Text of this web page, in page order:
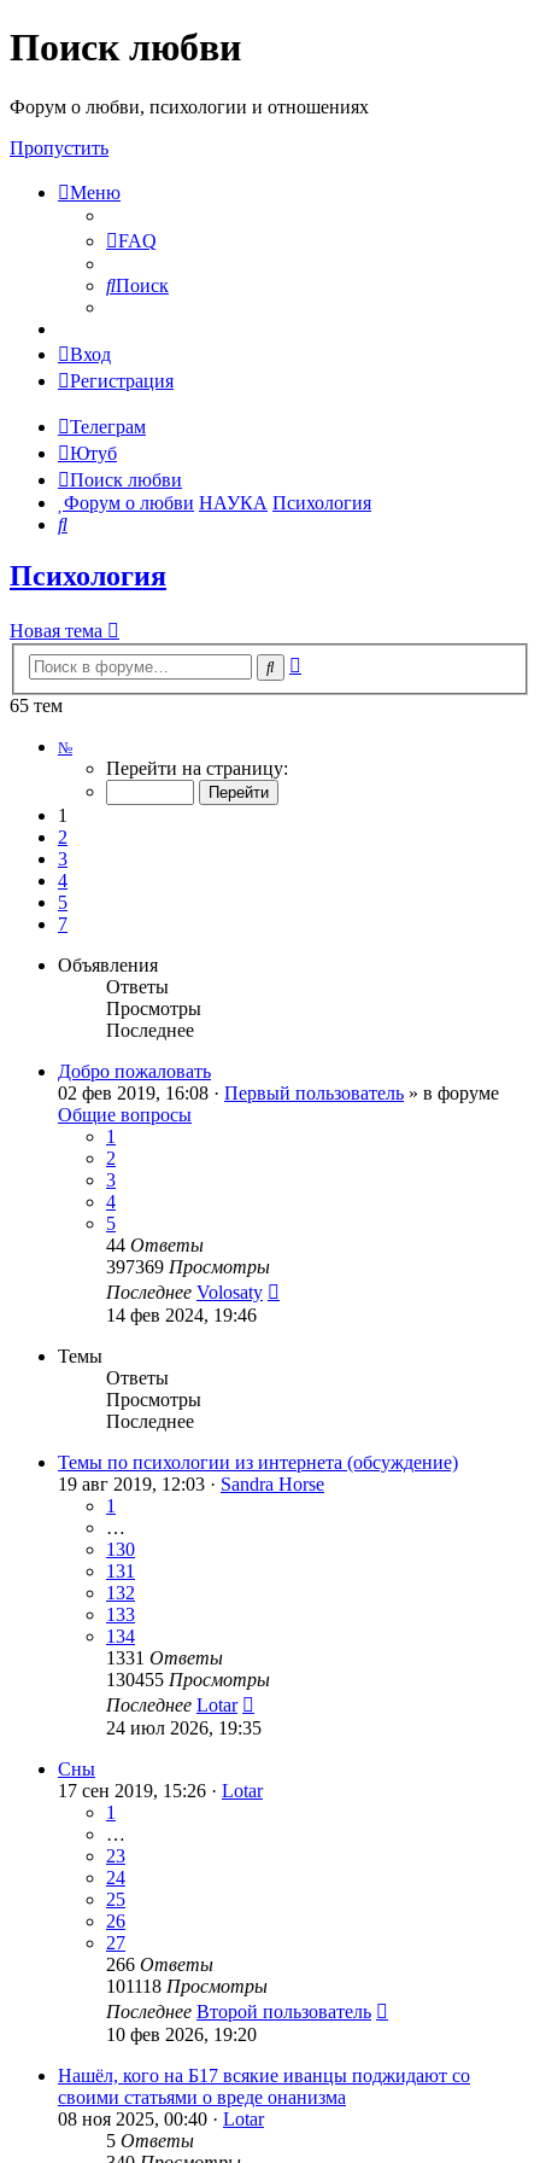
Поиск любви
Форум о любви, психологии и отношениях
Пропустить
Меню
FAQ
Поиск
Вход
Регистрация
Телеграм
Ютуб
Поиск любви
Форум о любви НАУКА Психология
Поиск
Психология
Новая тема
Поиск
65 тем
№Страница
из
Перейти на страницу:
1
2
3
4
5
7
Объявления
Ответы
Просмотры
Последнее
Добро пожаловать
02 фев 2019, 16:08 · Первый пользователь » в форуме
Общие вопросы
1
2
3
4
5
44 Ответы
397369 Просмотры
Последнее Volosaty
14 фев 2024, 19:46
Темы
Ответы
Просмотры
Последнее
Темы по психологии из интернета (обсуждение)
19 авг 2019, 12:03 · Sandra Horse
1
…
130
131
132
133
134
1331 Ответы
130455 Просмотры
Последнее Lotar
24 июл 2026, 19:35
Сны
17 сен 2019, 15:26 · Lotar
1
…
23
24
25
26
27
266 Ответы
101118 Просмотры
Последнее Второй пользователь
10 фев 2026, 19:20
Нашёл, кого на Б17 всякие иванцы поджидают со
своими статьями о вреде онанизма
08 ноя 2025, 00:40 · Lotar
5 Ответы